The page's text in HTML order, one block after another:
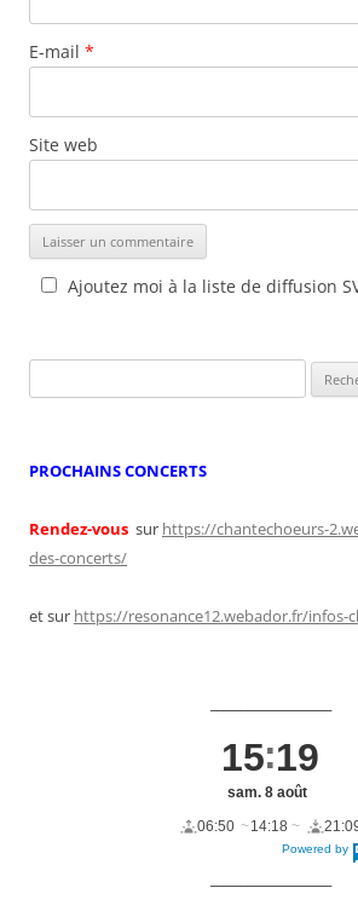
E-mail *
Site web
Ajoutez moi à la liste de diffusion
PROCHAINS CONCERTS
Rendez-vous sur https://chantechoeurs-
des-concerts/
et sur https://resonance12.webador.fr/infos-
Powered by
15 19
sam. 8 août
06:50
14:18